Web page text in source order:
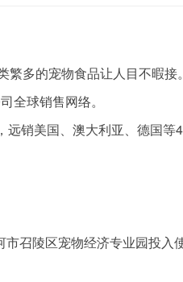
多的宠物食品让人目不暇
全球销售网络。
销美国、澳大利亚、德国等
召陵区宠物经济专业园投入